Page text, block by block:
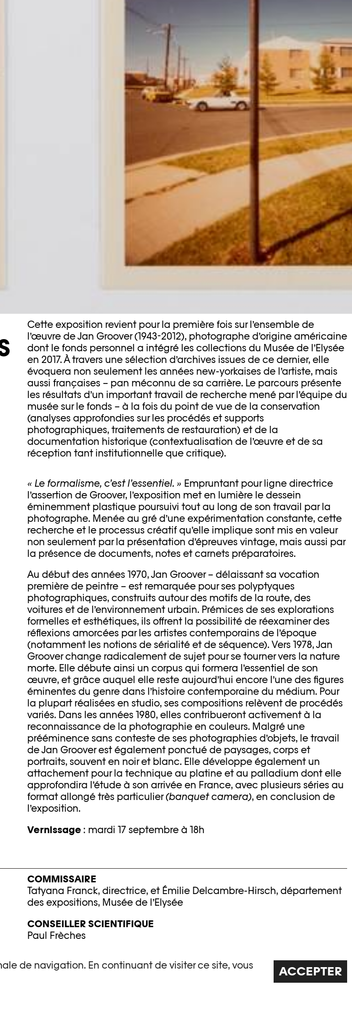
de navigation. En continuant de visiter ce site, vous
ACCEPTER
Cette exposition revient pour la première fois sur l’ensemble de
l’œuvre de Jan Groover (1943-2012), photographe d’origine américaine
dont le fonds personnel a intégré les collections du Musée de l’Elysée
en 2017. À travers une sélection d’archives issues de ce dernier, elle
évoquera non seulement les années new-yorkaises de l’artiste, mais
aussi françaises – pan méconnu de sa carrière. Le parcours présente
les résultats d’un important travail de recherche mené par l’équipe du
musée sur le fonds – à la fois du point de vue de la conservation
(analyses approfondies sur les procédés et supports
photographiques, traitements de restauration) et de la
documentation historique (contextualisation de l’œuvre et de sa
réception tant institutionnelle que critique).
« Le formalisme, c’est l’essentiel. » Empruntant pour ligne directrice
l’assertion de Groover, l’exposition met en lumière le dessein
éminemment plastique poursuivi tout au long de son travail par la
photographe. Menée au gré d’une expérimentation constante, cette
recherche et le processus créatif qu’elle implique sont mis en valeur
non seulement par la présentation d’épreuves vintage, mais aussi par
la présence de documents, notes et carnets préparatoires.
Au début des années 1970, Jan Groover – délaissant sa vocation
première de peintre – est remarquée pour ses polyptyques
photographiques, construits autour des motifs de la route, des
voitures et de l’environnement urbain. Prémices de ses explorations
formelles et esthétiques, ils offrent la possibilité de réexaminer des
réflexions amorcées par les artistes contemporains de l’époque
(notamment les notions de sérialité et de séquence). Vers 1978, Jan
Groover change radicalement de sujet pour se tourner vers la nature
morte. Elle débute ainsi un corpus qui formera l’essentiel de son
œuvre, et grâce auquel elle reste aujourd’hui encore l’une des figures
éminentes du genre dans l’histoire contemporaine du médium. Pour
la plupart réalisées en studio, ses compositions relèvent de procédés
variés. Dans les années 1980, elles contribueront activement à la
reconnaissance de la photographie en couleurs. Malgré une
prééminence sans conteste de ses photographies d’objets, le travail
de Jan Groover est également ponctué de paysages, corps et
portraits, souvent en noir et blanc. Elle développe également un
attachement pour la technique au platine et au palladium dont elle
approfondira l’étude à son arrivée en France, avec plusieurs séries au
format allongé très particulier(banquet camera), en conclusion de
l’exposition.
Vernissage : mardi 17 septembre à 18h
COMMISSAIRE
Tatyana Franck, directrice, et Émilie Delcambre-Hirsch, département
des expositions, Musée de l’Elysée
CONSEILLER SCIENTIFIQUE
Paul Frèches